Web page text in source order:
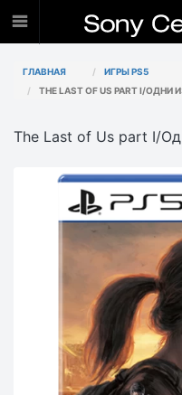
ГЛАВНАЯ
ИГРЫ PS5
THE LAST OF US PART I/ОДНИ
The Last of Us part I/